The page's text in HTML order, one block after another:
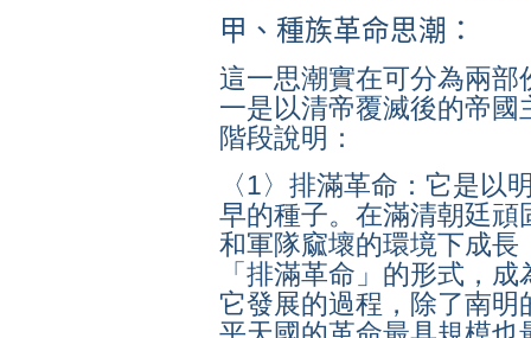
甲、種族革命思潮：
這一思潮實在可分為兩
一是以清帝覆滅後的帝
階段說明：
〈1〉排滿革命：它是以
早的種子。在滿清朝廷
和軍隊窳壞的環境下成
「排滿革命」的形式，
它發展的過程，除了南